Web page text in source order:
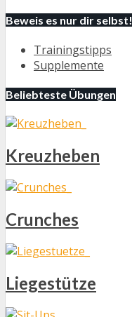
Beweis es nur dir selbst!
Trainingstipps
Supplemente
Beliebteste Übungen
Kreuzheben
Crunches
Liegestütze